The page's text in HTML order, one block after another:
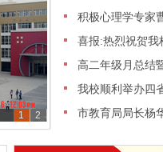
1 2
积极心理学专家
喜报:热烈祝贺我
高二年级月总结
我校顺利举办四
市教育局局长杨